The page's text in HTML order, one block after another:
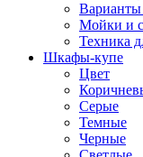
Варианты
Мойки и
Техника
Шкафы-купе
Цвет
Серые
Темные
Черные